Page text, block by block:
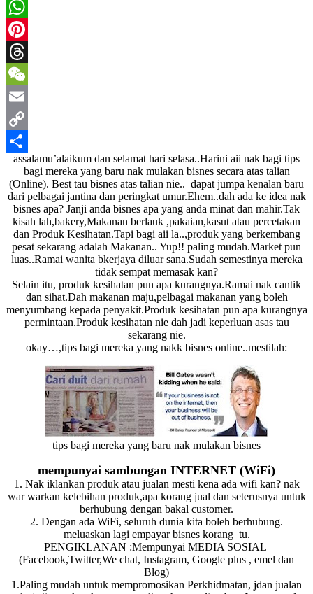
X
WhatsApp
Pinterest
Threads
WeChat
Email
Copy
Link
Share
assalamu’alaikum dan selamat hari selasa..Harini aii nak bagi tips
bagi mereka yang baru nak mulakan bisnes secara atas talian
(Online). Best tau bisnes atas talian nie.. dapat jumpa kenalan baru
dari pelbagai jantina dan peringkat umur.Ehem..dah ada ke idea nak
bisnes apa? Janji anda bisnes apa yang anda minat dan mahir.Tak
kisah lah,bakery,Makanan berlauk ,pakaian,kasut atau percetakan
dan Produk Kesihatan.Tapi bagi aii la..,produk yang berkembang
pesat sekarang adalah Makanan.. Yup!! paling mudah.Market pun
luas..Ramai wanita bkerjaya diluar sana.Sudah semestinya mereka
tidak sempat memasak kan?
Selain itu, produk kesihatan pun apa kurangnya.Ramai nak cantik
dan sihat.Dah makanan maju,pelbagai makanan yang boleh
menyumbang kepada penyakit.Produk kesihatan pun apa kurangnya
permintaan.Produk kesihatan nie dah jadi keperluan asas tau
sekarang nie.
okay…,tips bagi mereka yang nakk bisnes online..mestilah:
tips bagi mereka yang baru nak mulakan bisnes
mempunyai sambungan INTERNET (WiFi)
1. Nak iklankan produk atau jualan mesti kena ada wifi kan? nak
war warkan kelebihan produk,apa korang jual dan seterusnya untuk
berhubung dengan bakal customer.
2. Dengan ada WiFi, seluruh dunia kita boleh berhubung.
meluaskan lagi empayar bisnes korang tu.
PENGIKLANAN :Mempunyai MEDIA SOSIAL
(Facebook,Twitter,We chat, Instagram, Google plus , emel dan
Blog)
1.Paling mudah untuk mempromosikan Perkhidmatan, jdan jualan